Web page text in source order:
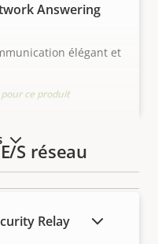
Answering
élégant et
ce produit
S réseau
Relay